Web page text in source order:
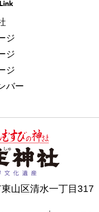
ジ
ジ
ジ
バー
山区清水一丁目317